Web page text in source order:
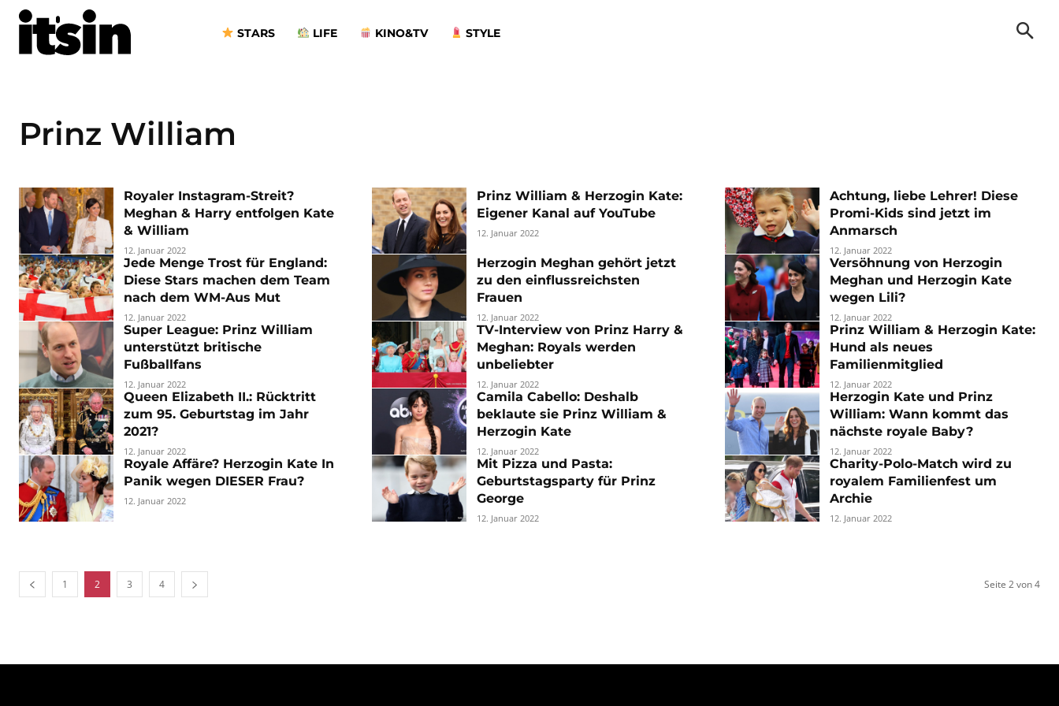
STARS LIFE KINO&TV STYLE
Prinz William
Royaler Instagram-Streit?
Meghan & Harry entfolgen Kate
& William
12. Januar 2022
Prinz William & Herzogin Kate:
Eigener Kanal auf YouTube
12. Januar 2022
Achtung, liebe Lehrer! Diese
Promi-Kids sind jetzt im
Anmarsch
12. Januar 2022
Jede Menge Trost für England:
Diese Stars machen dem Team
nach dem WM-Aus Mut
12. Januar 2022
Herzogin Meghan gehört jetzt
zu den einflussreichsten
Frauen
12. Januar 2022
Versöhnung von Herzogin
Meghan und Herzogin Kate
wegen Lili?
12. Januar 2022
Super League: Prinz William
unterstützt britische
Fußballfans
12. Januar 2022
TV-Interview von Prinz Harry &
Meghan: Royals werden
unbeliebter
12. Januar 2022
Prinz William & Herzogin Kate:
Hund als neues
Familienmitglied
12. Januar 2022
Queen Elizabeth II.: Rücktritt
zum 95. Geburtstag im Jahr
2021?
12. Januar 2022
Camila Cabello: Deshalb
beklaute sie Prinz William &
Herzogin Kate
12. Januar 2022
Herzogin Kate und Prinz
William: Wann kommt das
nächste royale Baby?
12. Januar 2022
Royale Affäre? Herzogin Kate In
Panik wegen DIESER Frau?
12. Januar 2022
Mit Pizza und Pasta:
Geburtstagsparty für Prinz
George
12. Januar 2022
Charity-Polo-Match wird zu
royalem Familienfest um
Archie
12. Januar 2022
1 2 3 4 Seite 2 von 4